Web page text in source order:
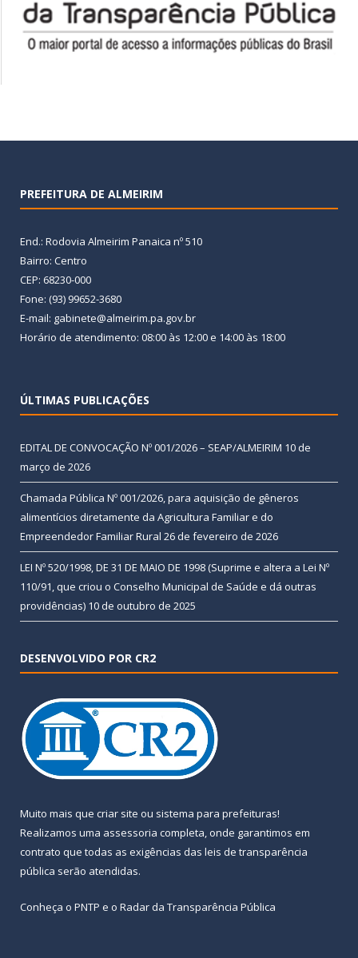
PREFEITURA DE ALMEIRIM
End.: Rodovia Almeirim Panaica nº 510
Bairro: Centro
CEP: 68230-000
Fone: (93) 99652-3680
E-mail: gabinete@almeirim.pa.gov.br
Horário de atendimento: 08:00 às 12:00 e 14:00 às 18:00
ÚLTIMAS PUBLICAÇÕES
EDITAL DE CONVOCAÇÃO Nº 001/2026 – SEAP/ALMEIRIM 10 de
março de 2026
Chamada Pública Nº 001/2026, para aquisição de gêneros
alimentícios diretamente da Agricultura Familiar e do
Empreendedor Familiar Rural 26 de fevereiro de 2026
LEI Nº 520/1998, DE 31 DE MAIO DE 1998 (Suprime e altera a Lei Nº
110/91, que criou o Conselho Municipal de Saúde e dá outras
providências) 10 de outubro de 2025
DESENVOLVIDO POR CR2
Muito mais que criar site ou sistema para prefeituras!
Realizamos uma assessoria completa, onde garantimos em
contrato que todas as exigências das leis de transparência
pública serão atendidas.
Conheça o PNTP e o Radar da Transparência Pública